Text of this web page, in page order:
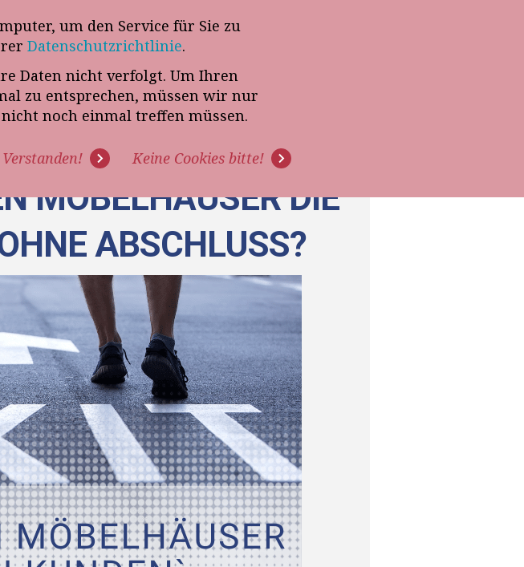
um den Service für Sie zu
Datenschutzrichtlinie.
Daten nicht verfolgt. Um Ihren
zu entsprechen, müssen wir nur
noch einmal treffen müssen.
Verstanden! Keine Cookies bitte!
Telefon-Termin mit Thomas Witt
REFERENZEN BLOG PODCAST
MÖBELHÄUSER DIE
ABSCHLUSS?